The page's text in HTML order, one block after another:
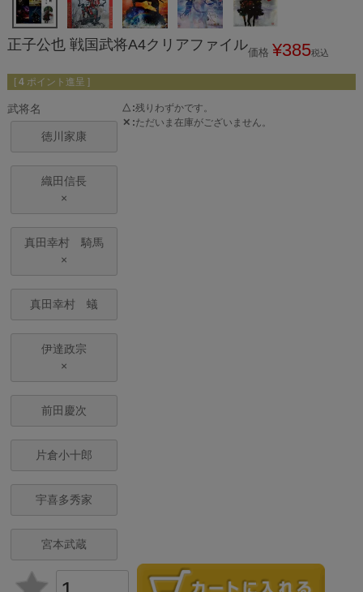
正子公也 戦国武将A4クリアファイル価格 ¥385税込
[ 4 ポイント進呈 ]
武将名
徳川家康
織田信長
×
真田幸村 騎馬
×
真田幸村 蟻
伊達政宗
×
前田慶次
片倉小十郎
宇喜多秀家
宮本武蔵
△ 残りわずかです。
✕ ただいま在庫がございません。